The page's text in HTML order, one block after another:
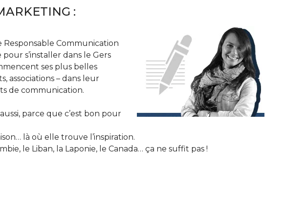
:
Responsable Communication
s’installer dans le Gers
ses plus belles
associations – dans leur
de communication.
parce que c’est bon pour
là où elle trouve l’inspiration.
le Liban, la Laponie, le Canada… ça ne suffit pas !